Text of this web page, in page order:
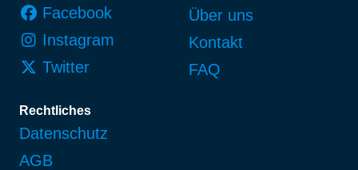
Facebook
Instagram
Twitter
Über uns
Kontakt
FAQ
Rechtliches
Datenschutz
AGB